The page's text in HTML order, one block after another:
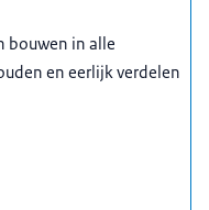
bouwen in alle
en eerlijk verdelen